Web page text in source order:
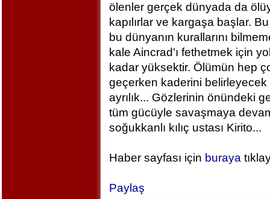
ölenler gerçek dünyada da
kapılırlar ve kargaşa başlar.
bu dünyanın kurallarını
kale Aincrad'ı fethetmek için
kadar yüksektir. Ölümün hep
geçerken kaderini belirleyecek
ayrılık... Gözlerinin önündeki
tüm gücüyle savaşmaya
soğukkanlı kılıç ustası Kirito...
Haber sayfası için buraya
Paylaş